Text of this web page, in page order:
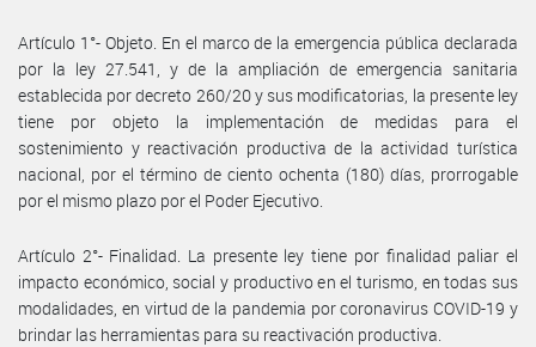
Artículo 1°- Objeto. En el marco de la emergencia pública declarada
por la ley 27.541, y de la ampliación de emergencia sanitaria
establecida por decreto 260/20 y sus modificatorias, la presente ley
tiene por objeto la implementación de medidas para el
sostenimiento y reactivación productiva de la actividad turística
nacional, por el término de ciento ochenta (180) días, prorrogable
por el mismo plazo por el Poder Ejecutivo.
Artículo 2°- Finalidad. La presente ley tiene por finalidad paliar el
impacto económico, social y productivo en el turismo, en todas sus
modalidades, en virtud de la pandemia por coronavirus COVID-19 y
brindar las herramientas para su reactivación productiva.